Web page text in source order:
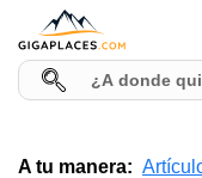
A tu manera: